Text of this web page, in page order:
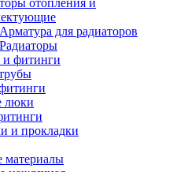
отопления и
Арматура для радиаторов
Радиаторы
фитинги
люки
и прокладки
материалы